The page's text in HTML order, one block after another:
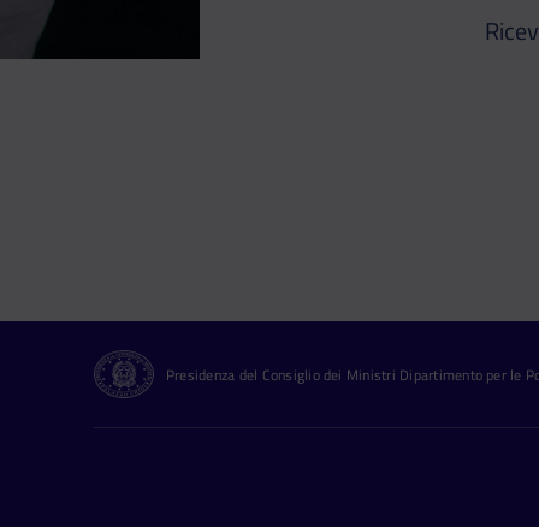
Presidenza del Consiglio dei Ministri Dipartimento per le